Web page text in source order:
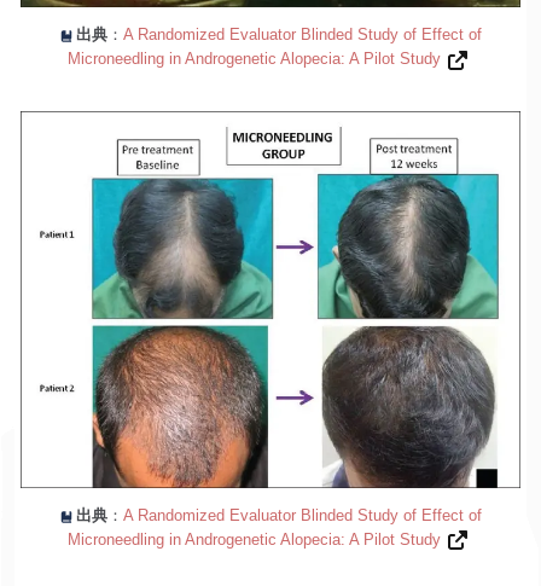
出典 ：A Randomized Evaluator Blinded Study of Effect of
Microneedling in Androgenetic Alopecia: A Pilot Study
出典 ：A Randomized Evaluator Blinded Study of Effect of
Microneedling in Androgenetic Alopecia: A Pilot Study